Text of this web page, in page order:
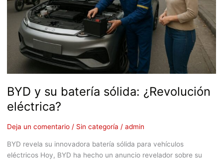
BYD y su batería sólida: ¿Revolución
eléctrica?
Deja un comentario / Sin categoría / admin
BYD revela su innovadora batería sólida para vehículos
eléctricos Hoy, BYD ha hecho un anuncio revelador sobre su
eléctrica?